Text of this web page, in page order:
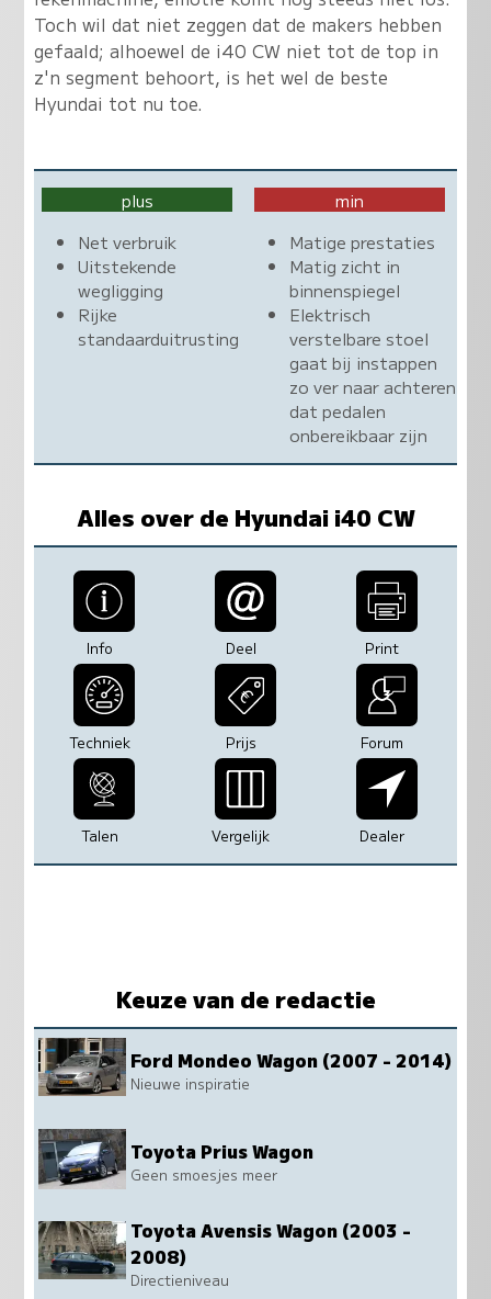
Toch wil dat niet zeggen dat de makers hebben
gefaald; alhoewel de i40 CW niet tot de top in
z'n segment behoort, is het wel de beste
Hyundai tot nu toe.
plus
Net verbruik
Uitstekende
wegligging
Rijke
standaarduitrusting
min
Matige prestaties
Matig zicht in
binnenspiegel
Elektrisch
verstelbare stoel
gaat bij instappen
zo ver naar achteren
dat pedalen
onbereikbaar zijn
Alles over de Hyundai i40 CW
Info Deel Print
Techniek Prijs Forum
Talen Vergelijk Dealer
Keuze van de redactie
Ford Mondeo Wagon (2007 - 2014)
Nieuwe inspiratie
Toyota Prius Wagon
Geen smoesjes meer
Toyota Avensis Wagon (2003 -
2008)
Directieniveau